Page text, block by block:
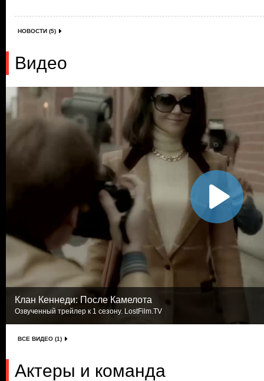
НОВОСТИ (5)
Видео
Клан Кеннеди: После Камелота
Озвученный трейлер к 1 сезону. LostFilm.TV
ВСЕ ВИДЕО (1)
Актеры и команда